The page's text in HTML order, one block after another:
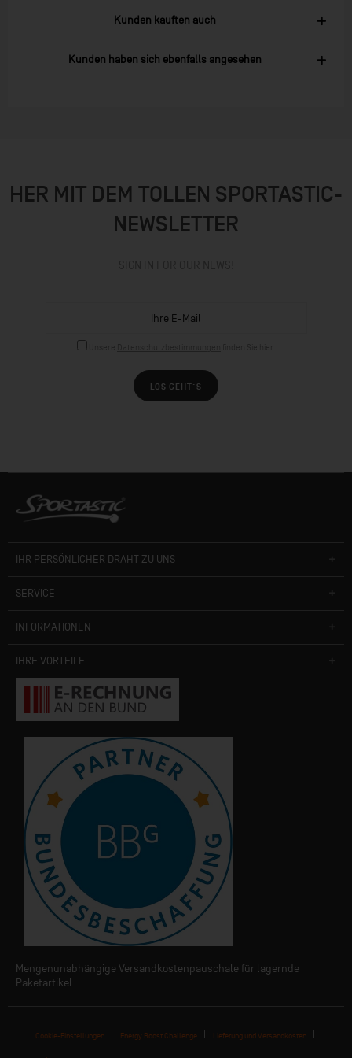
Kunden kauften auch
Kunden haben sich ebenfalls angesehen
HER MIT DEM TOLLEN SPORTASTIC-
NEWSLETTER
LOS GEHT´S
IHR PERSÖNLICHER DRAHT ZU UNS
SERVICE
INFORMATIONEN
IHRE VORTEILE
Mengenunabhängige Versandkostenpauschale für lagernde
Paketartikel
Cookie-Einstellungen Energy Boost Challenge Lieferung und Versandkosten